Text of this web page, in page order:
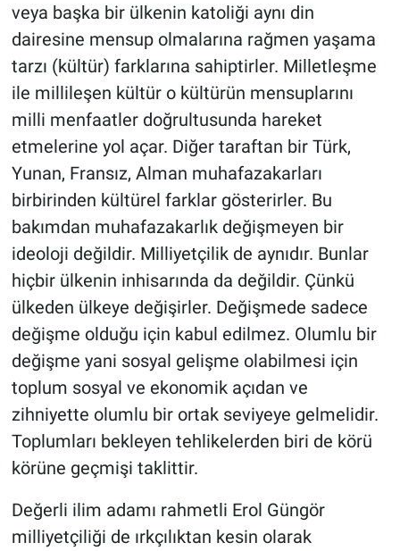
veya başka bir ülkenin katoliği aynı din
dairesine mensup olmalarına rağmen yaşama
tarzı (kültür) farklarına sahiptirler. Milletleşme
ile millileşen kültür o kültürün mensuplarını
milli menfaatler doğrultusunda hareket
etmelerine yol açar. Diğer taraftan bir Türk,
Yunan, Fransız, Alman muhafazakarları
birbirinden kültürel farklar gösterirler. Bu
bakımdan muhafazakarlık değişmeyen bir
ideoloji değildir. Milliyetçilik de aynıdır. Bunlar
hiçbir ülkenin inhisarında da değildir. Çünkü
ülkeden ülkeye değişirler. Değişmede sadece
değişme olduğu için kabul edilmez. Olumlu bir
değişme yani sosyal gelişme olabilmesi için
toplum sosyal ve ekonomik açıdan ve
zihniyette olumlu bir ortak seviyeye gelmelidir.
Toplumları bekleyen tehlikelerden biri de körü
körüne geçmişi taklittir.
Değerli ilim adamı rahmetli Erol Güngör
milliyetçiliği de ırkçılıktan kesin olarak